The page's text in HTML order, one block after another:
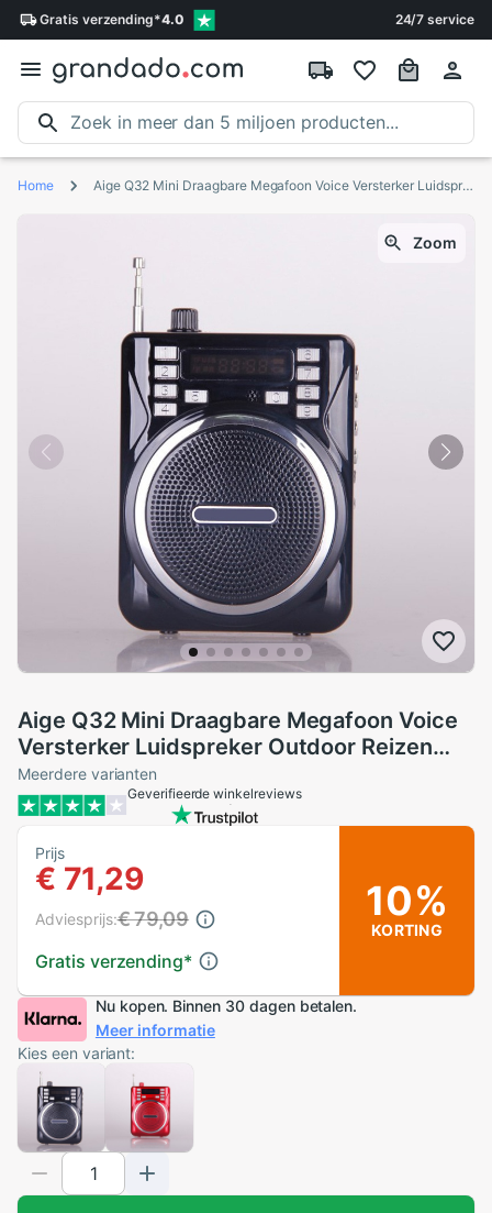
Gratis verzending*4.0 24/7 service
Home Aige Q32 Mini Draagbare Megafoon Voice Versterker Luidspreker Outdoor Reizen Wearable Speaker Bedrade Speaker Ondersteuning TF USB
Zoom
Aige Q32 Mini Draagbare Megafoon Voice
Versterker Luidspreker Outdoor Reizen
Wearable Speaker Bedrade Speaker
Ondersteuning TF USB
Meerdere varianten
Geverifieerde winkelreviews
Prijs
€ 71,29
Gratis verzending*
Adviesprijs:€ 79,09 10%
KORTING
Nu kopen. Binnen 30 dagen betalen.
Meer informatie
Kies een variant: